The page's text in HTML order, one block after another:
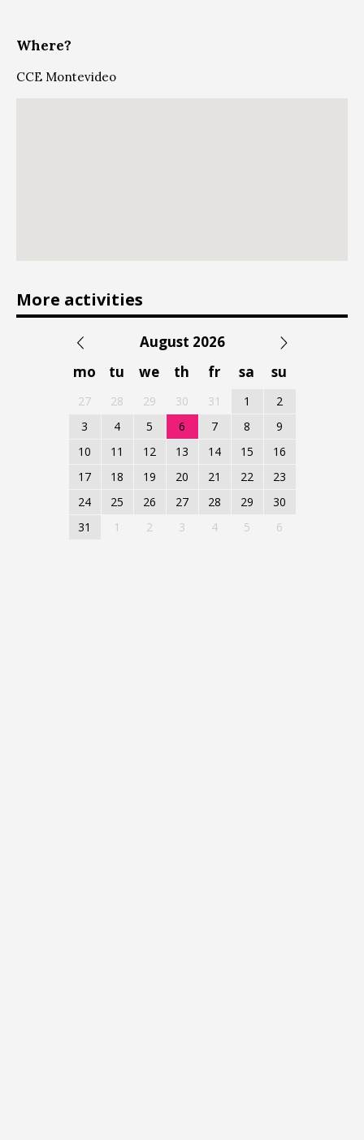
Where?
CCE Montevideo
More activities
August 2026
mo
tu we th fr sa su
27 28 29 30 31 1
2
3
4 5 6 7 8
9
10
11 12 13 14 15
16
17
18 19 20 21 22
23
24
25 26 27 28 29
30
31
1 2 3 4 5 6